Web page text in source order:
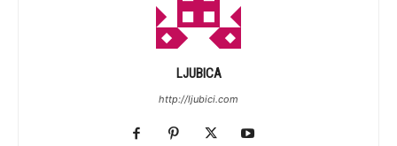
LJUBICA
http://ljubici.com